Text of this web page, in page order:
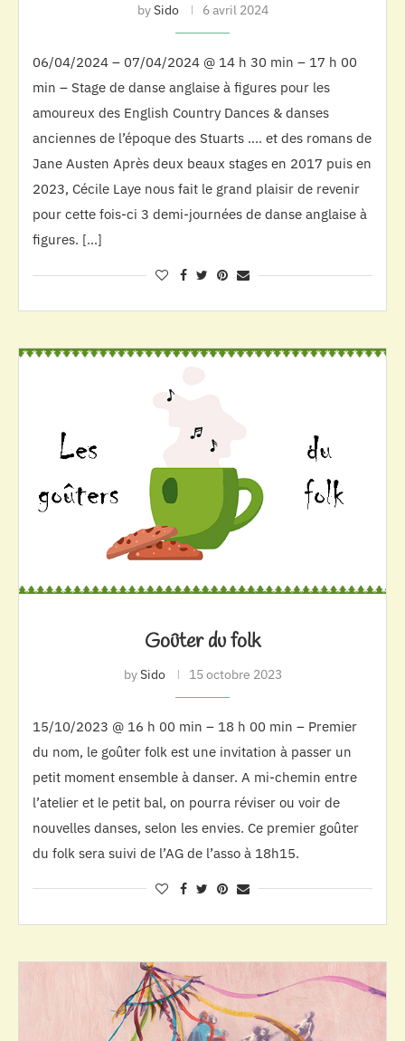
bySido 6 avril 2024
06/04/2024 – 07/04/2024 @ 14 h 30 min – 17 h 00
min – Stage de danse anglaise à figures pour les
amoureux des English Country Dances & danses
anciennes de l’époque des Stuarts …. et des romans de
Jane Austen Après deux beaux stages en 2017 puis en
2023, Cécile Laye nous fait le grand plaisir de revenir
pour cette fois-ci 3 demi-journées de danse anglaise à
figures. […]
Goûter du folk
bySido 15 octobre 2023
15/10/2023 @ 16 h 00 min – 18 h 00 min – Premier
du nom, le goûter folk est une invitation à passer un
petit moment ensemble à danser. A mi-chemin entre
l’atelier et le petit bal, on pourra réviser ou voir de
nouvelles danses, selon les envies. Ce premier goûter
du folk sera suivi de l’AG de l’asso à 18h15.